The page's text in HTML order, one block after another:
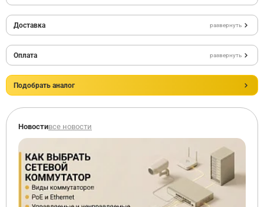
Доставка развернуть
Оплата развернуть
Подобрать аналог
Новостивсе новости